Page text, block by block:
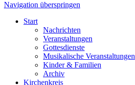
Navigation überspringen
Start
Nachrichten
Veranstaltungen
Gottesdienste
Musikalische Veranstaltungen
Kinder & Familien
Archiv
Kirchenkreis